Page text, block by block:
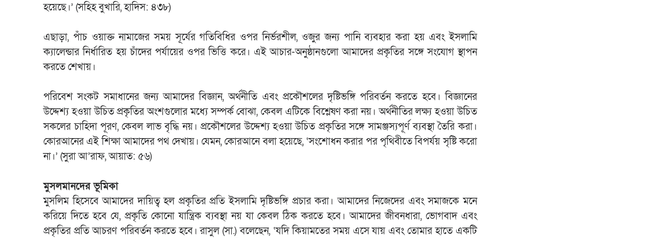
হয়েছে।’ (সহিহ বুখারি, হাদিস: ৪৩৮)
এছাড়া, পাঁচ ওয়াক্ত নামাজের সময় সূর্যের গতিবিধির ওপর নির্ভরশীল, ওজুর জন্য পানি ব্যবহার করা হয় এবং ইসলামি
ক্যালেন্ডার নির্ধারিত হয় চাঁদের পর্যায়ের ওপর ভিত্তি করে। এই আচার-অনুষ্ঠানগুলো আমাদের প্রকৃতির সঙ্গে সংযোগ স্থাপন
করতে শেখায়।
পরিবেশ সংকট সমাধানের জন্য আমাদের বিজ্ঞান, অর্থনীতি এবং প্রকৌশলের দৃষ্টিভঙ্গি পরিবর্তন করতে হবে। বিজ্ঞানের
উদ্দেশ্য হওয়া উচিত প্রকৃতির অংশগুলোর মধ্যে সম্পর্ক বোঝা, কেবল এটিকে বিশ্লেষণ করা নয়। অর্থনীতির লক্ষ্য হওয়া উচিত
সকলের চাহিদা পূরণ, কেবল লাভ বৃদ্ধি নয়। প্রকৌশলের উদ্দেশ্য হওয়া উচিত প্রকৃতির সঙ্গে সামঞ্জস্যপূর্ণ ব্যবস্থা তৈরি করা।
কোরআনের এই শিক্ষা আমাদের পথ দেখায়। যেমন, কোরআনে বলা হয়েছে, ‘সংশোধন করার পর পৃথিবীতে বিপর্যয় সৃষ্টি করো
না।’ (সুরা আ’রাফ, আয়াত: ৫৬)
মুসলমানদের ভূমিকা
মুসলিম হিসেবে আমাদের দায়িত্ব হল প্রকৃতির প্রতি ইসলামি দৃষ্টিভঙ্গি প্রচার করা। আমাদের নিজেদের এবং সমাজকে মনে
করিয়ে দিতে হবে যে, প্রকৃতি কোনো যান্ত্রিক ব্যবস্থা নয় যা কেবল ঠিক করতে হবে। আমাদের জীবনধারা, ভোগবাদ এবং
প্রকৃতির প্রতি আচরণ পরিবর্তন করতে হবে। রাসুল (সা.) বলেছেন, ‘যদি কিয়ামতের সময় এসে যায় এবং তোমার হাতে একটি